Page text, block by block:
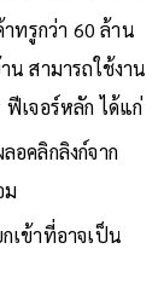
ทรูกว่า 60 ล้าน
น สามารถใช้งาน
เจอร์หลัก ได้แก่
อคลิกลิงก์จาก
ม
เข้าที่อาจเป็น